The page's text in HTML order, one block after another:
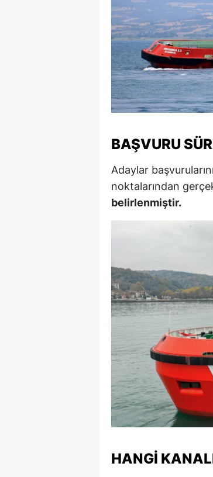
BAŞVURU
Adaylar başvurularını
noktalarından
belirlenmiştir.
HANGI